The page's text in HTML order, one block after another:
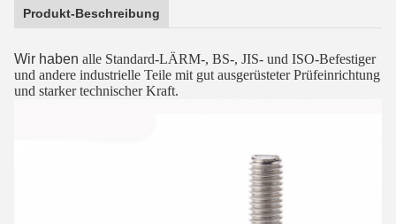
Produkt-Beschreibung
Wir haben alle Standard-LÄRM-, BS-, JIS- und ISO-Befestiger
und andere industrielle Teile mit gut ausgerüsteter Prüfeinrichtung
und starker technischer Kraft.